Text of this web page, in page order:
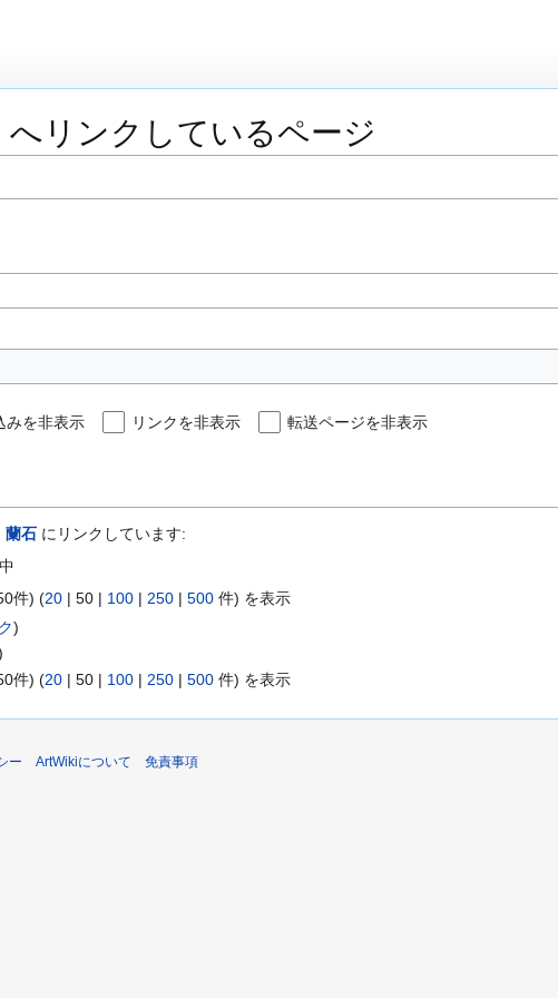
へリンクしているページ
みを非表示 リンクを非表示 転送ページを非表示
蘭石 にリンクしています:
件) (20 | 50 | 100 | 250 | 500 件) を表示
)
件) (20 | 50 | 100 | 250 | 500 件) を表示
ー ArtWikiについて 免責事項